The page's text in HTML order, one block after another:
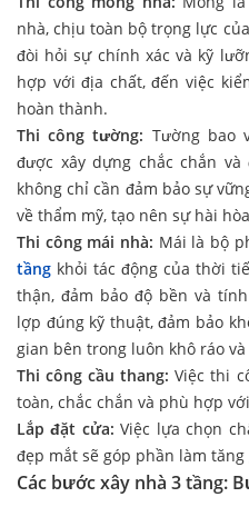
nhà, chịu toàn bộ trọng lực
đòi hỏi sự chính xác và kỹ
hợp với địa chất, đến việc
hoàn thành.
Thi công tường: Tường bao
được xây dựng chắc chắn
không chỉ cần đảm bảo sự
về thẩm mỹ, tạo nên sự hài
Thi công mái nhà: Mái là bộ
tầng khỏi tác động của thời
thận, đảm bảo độ bền và
lợp đúng kỹ thuật, đảm bảo
gian bên trong luôn khô ráo
Thi công cầu thang: Việc thi
toàn, chắc chắn và phù hợp
Lắp đặt cửa: Việc lựa chọn
đẹp mắt sẽ góp phần làm
Các bước xây nhà 3 tầng: